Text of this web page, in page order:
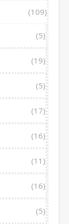
(109)
(5)
(19)
(5)
(17)
(16)
(11)
(16)
(5)